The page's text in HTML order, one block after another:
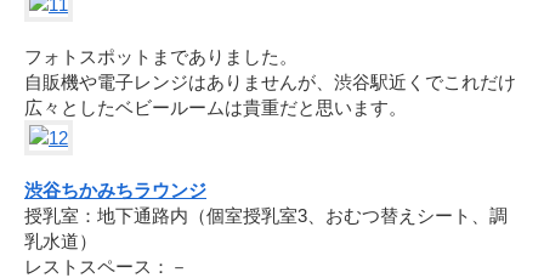
フォトスポットまでありました。
自販機や電子レンジはありませんが、渋谷駅近くでこれだけ
広々としたベビールームは貴重だと思います。
渋谷ちかみちラウンジ
授乳室：地下通路内（個室授乳室3、おむつ替えシート、調
乳水道）
レストスペース：－